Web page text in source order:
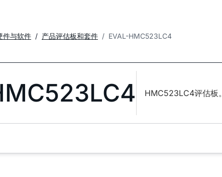
件与软件 产品评估板和套件 EVAL-HMC523LC4
HMC523LC4评估板。